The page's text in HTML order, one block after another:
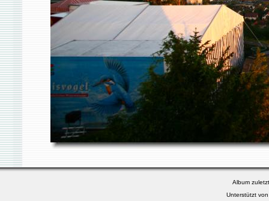
Album
Unterstützt